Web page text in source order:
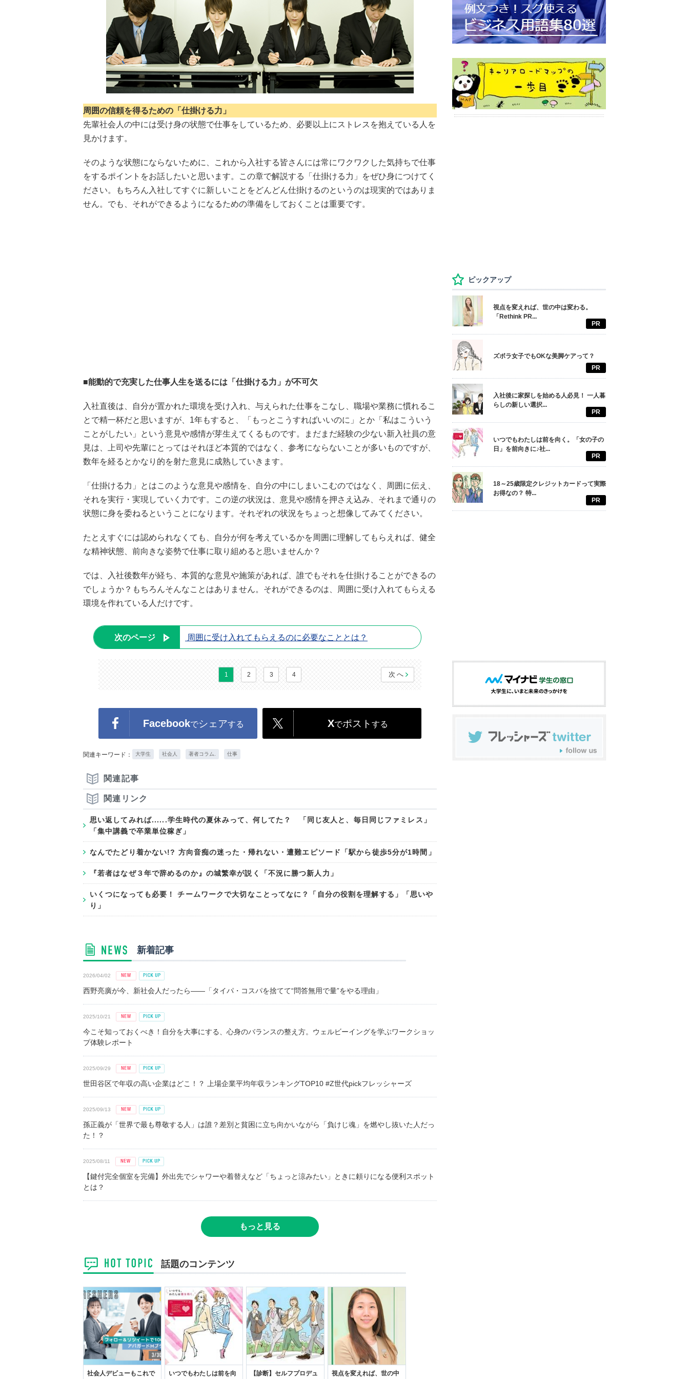
周囲の信頼を得るための「仕掛ける力」
先輩社会人の中には受け身の状態で仕事をしているため、必要以上にストレスを抱えている人を
見かけます。
そのような状態にならないために、これから入社する皆さんには常にワクワクした気持ちで仕事
をするポイントをお話したいと思います。この章で解説する「仕掛ける力」をぜひ身につけてく
ださい。もちろん入社してすぐに新しいことをどんどん仕掛けるのというのは現実的ではありま
せん。でも、それができるようになるための準備をしておくことは重要です。
■能動的で充実した仕事人生を送るには「仕掛ける力」が不可欠
入社直後は、自分が置かれた環境を受け入れ、与えられた仕事をこなし、職場や業務に慣れるこ
とで精一杯だと思いますが、1年もすると、「もっとこうすればいいのに」とか「私はこういう
ことがしたい」という意見や感情が芽生えてくるものです。まだまだ経験の少ない新入社員の意
見は、上司や先輩にとってはそれほど本質的ではなく、参考にならないことが多いものですが、
数年を経るとかなり的を射た意見に成熟していきます。
「仕掛ける力」とはこのような意見や感情を、自分の中にしまいこむのではなく、周囲に伝え、
それを実行・実現していく力です。この逆の状況は、意見や感情を押さえ込み、それまで通りの
状態に身を委ねるということになります。それぞれの状況をちょっと想像してみてください。
たとえすぐには認められなくても、自分が何を考えているかを周囲に理解してもらえれば、健全
な精神状態、前向きな姿勢で仕事に取り組めると思いませんか？
では、入社後数年が経ち、本質的な意見や施策があれば、誰でもそれを仕掛けることができるの
でしょうか？もちろんそんなことはありません。それができるのは、周囲に受け入れてもらえる
環境を作れている人だけです。
次のページ 周囲に受け入れてもらえるのに必要なこととは？
1 2 3 4 次へ
Facebookでシェアする Xでポスト する
関連キーワード： 大学生 社会人 著者コラム. 仕事
関連記事
関連リンク
思い返してみれば......学生時代の夏休みって、何してた？ 「同じ友人と、毎日同じファミレス」
「集中講義で卒業単位稼ぎ」
なんでたどり着かない!? 方向音痴の迷った・帰れない・遭難エピソード「駅から徒歩5分が1時間」
『若者はなぜ３年で辞めるのか』の城繁幸が説く「不況に勝つ新人力」
いくつになっても必要！ チームワークで大切なことってなに？「自分の役割を理解する」「思いや
り」
新着記事
2026/04/02
西野亮廣が今、新社会人だったら――「タイパ・コスパを捨てて“問答無用で量”をやる理由」
2025/10/21
今こそ知っておくべき！自分を大事にする、心身のバランスの整え方。ウェルビーイングを学ぶワークショッ
プ体験レポート
2025/09/29
世田谷区で年収の高い企業はどこ！？ 上場企業平均年収ランキングTOP10 #Z世代pickフレッシャーズ
2025/09/13
孫正義が「世界で最も尊敬する人」は誰？差別と貧困に立ち向かいながら「負けじ魂」を燃やし抜いた人だっ
た！？
2025/08/11
【鍵付完全個室を完備】外出先でシャワーや着替えなど「ちょっと涼みたい」ときに頼りになる便利スポット
とは？
もっと見る
話題のコンテンツ
社会人デビューもこれで いつでもわたしは前を向 【診断】セルフプロデュ 視点を変えれば、世の中
ピックアップ
視点を変えれば、世の中は変わる。
「Rethink PR...
PR
ズボラ女子でもOKな美脚ケアって？
PR
入社後に家探しを始める人必見！ 一人暮
らしの新しい選択...
PR
いつでもわたしは前を向く。「女の子の
日」を前向きに♪社...
PR
18～25歳限定クレジットカードって実際
お得なの？ 特...
PR